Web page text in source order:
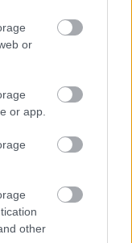
or
or app.
other
στο τουρνουά του
κόντρα